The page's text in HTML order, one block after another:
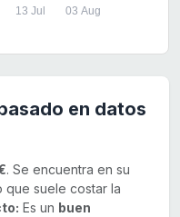
13 Jul 03 Aug
en datos
. Se encuentra en su
que suele costar la
Es un buen